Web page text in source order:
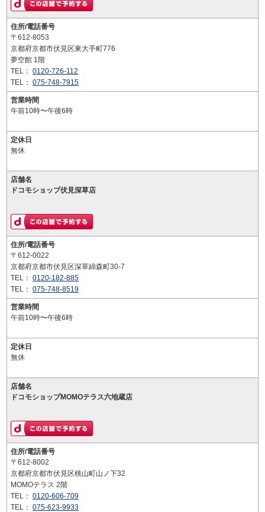
住所/電話番号
〒612-8053
京都府京都市伏見区東大手町776
夢空館 1階
TEL： 0120-726-112
TEL： 075-748-7915
営業時間
午前10時〜午後6時
定休日
無休
店舗名
ドコモショップ伏見深草店
住所/電話番号
〒612-0022
京都府京都市伏見区深草綿森町30-7
TEL： 0120-182-885
TEL： 075-748-8519
営業時間
午前10時〜午後6時
定休日
無休
店舗名
ドコモショップMOMOテラス六地蔵店
住所/電話番号
〒612-8002
京都府京都市伏見区桃山町山ノ下32
MOMOテラス 2階
TEL： 0120-606-709
TEL： 075-623-9933